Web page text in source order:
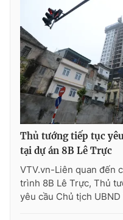
VTV Money
VTV Sức khoẻ
Thị trường 24h
VTV4
VTV9
Thủ tướng tiếp tục
tại dự án 8B Lê Trực
VTV.vn-Liên quan đến
trình 8B Lê Trực, Thủ
yêu cầu Chủ tịch